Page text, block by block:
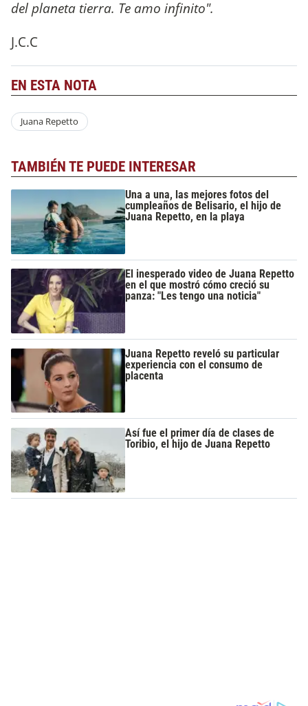
del planeta tierra. Te amo infinito".
J.C.C
EN ESTA NOTA
Juana Repetto
TAMBIÉN TE PUEDE INTERESAR
Una a una, las mejores fotos del
cumpleaños de Belisario, el hijo de
Juana Repetto, en la playa
El inesperado video de Juana Repetto
en el que mostró cómo creció su
panza: "Les tengo una noticia"
Juana Repetto reveló su particular
experiencia con el consumo de
placenta
Así fue el primer día de clases de
Toribio, el hijo de Juana Repetto